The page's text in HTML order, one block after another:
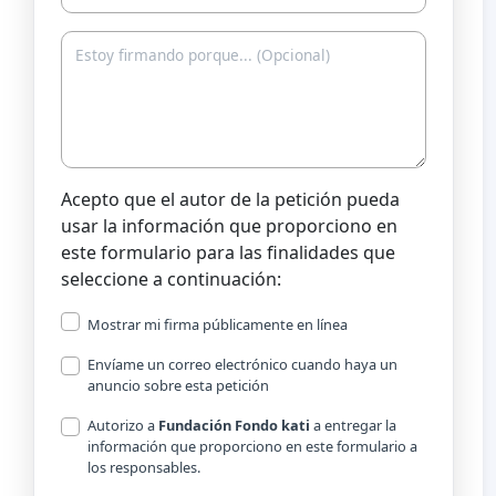
Acepto que el autor de la petición pueda
usar la información que proporciono en
este formulario para las finalidades que
seleccione a continuación:
Mostrar mi firma públicamente en línea
Envíame un correo electrónico cuando haya un
anuncio sobre esta petición
Autorizo a Fundación Fondo kati a entregar la
información que proporciono en este formulario a
los responsables.